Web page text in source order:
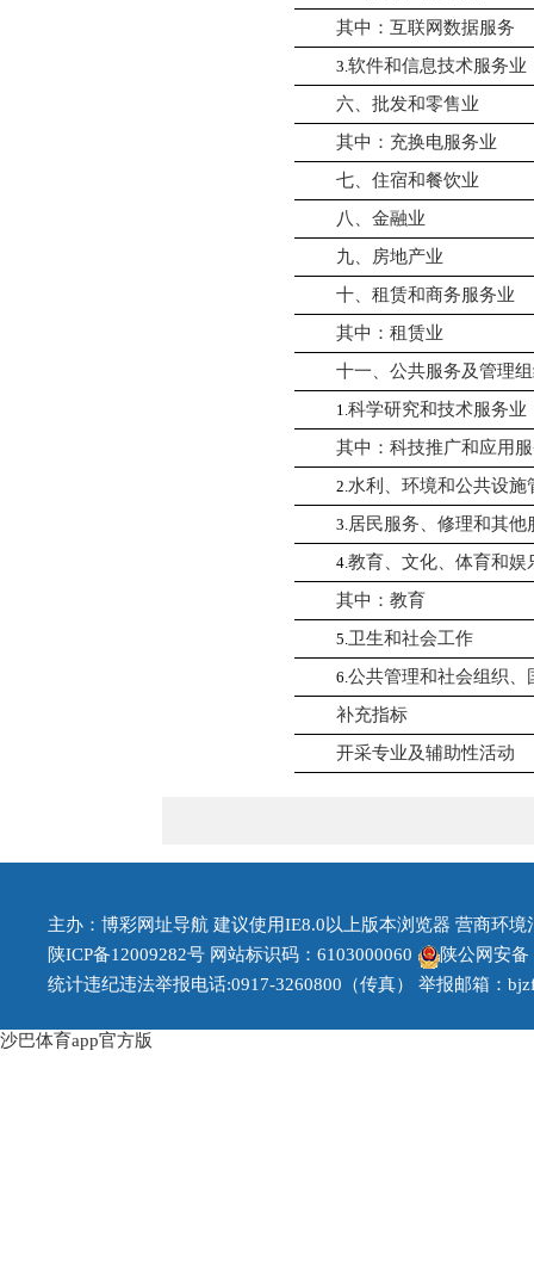
其中：互联网数据服务
3.软件和信息技术服务业
六、批发和零售业
其中：充换电服务业
七、住宿和餐饮业
八、金融业
九、房地产业
十、租赁和商务服务业
其中：租赁业
十一、公共服务及管理
1.科学研究和技术服务业
其中：科技推广和应用
2.水利、环境和公共设施
3.居民服务、修理和其他
4.教育、文化、体育和娱
其中：教育
5.卫生和社会工作
6.公共管理和社会组织、
补充指标
开采专业及辅助性活动
主办：博彩网址导航 建议使用IE8.0以上版本浏览器 营商环境
陕ICP备12009282号 网站标识码：6103000060
陕公网安备
统计违纪违法举报电话:0917-3260800（传真） 举报邮箱：
沙巴体育app官方版